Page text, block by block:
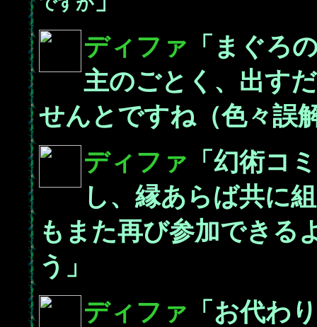
ディファ 「まぐろ
主のごとく、出す
せんとですね（色々誤
ディファ 「幻術コ
し、縁あらば共に
もまた再び参加できる
う」
ディファ 「お代わ